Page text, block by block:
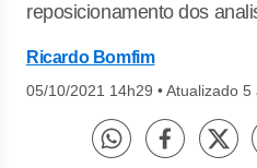
reposicionamento dos
Ricardo Bomfim
05/10/2021 14h29 •Atualizado 5